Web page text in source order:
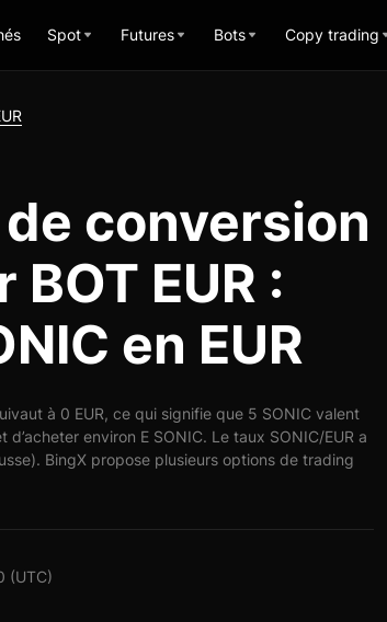
Spot Futures Bots Copy trading
conversion
EUR :
en EUR
à 0 EUR, ce qui signifie que 5 SONIC valent
d’acheter environ E SONIC. Le taux SONIC/EUR a
BingX propose plusieurs options de trading
(UTC)